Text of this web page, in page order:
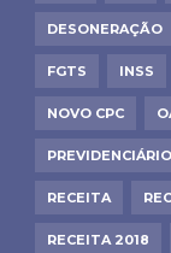
DESONERAÇÃO
FGTS INSS
NOVO CPC
PREVIDENCIÁRIO
RECEITA
RECEITA 2018